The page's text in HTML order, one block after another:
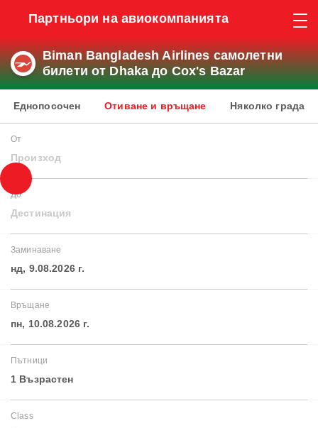
Партньори на авиокомпанията
Biman Bangladesh Airlines самолетни
билети от Dhaka до Cox's Bazar
Еднопосочен Отиване и връщане Няколко града
От
Произход
До
Дестинация
Заминаване
нд, 9.08.2026 г.
Връщане
пн, 10.08.2026 г.
Пътници
1 Възрастен
Class